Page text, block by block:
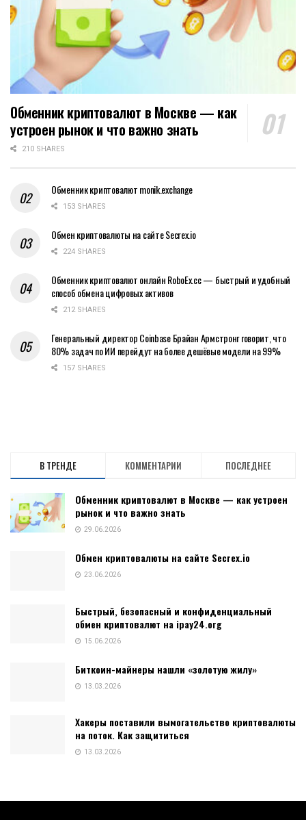
Обменник криптовалют в Москве — как
устроен рынок и что важно знать
210 SHARES
Обменник криптовалют monik.exchange
153 SHARES
Обмен криптовалюты на сайте Secrex.io
224 SHARES
Обменник криптовалют онлайн RoboEx.cc — быстрый и удобный
способ обмена цифровых активов
212 SHARES
Генеральный директор Coinbase Брайан Армстронг говорит, что
80% задач по ИИ перейдут на более дешёвые модели на 99%
157 SHARES
В ТРЕНДЕ КОММЕНТАРИИ ПОСЛЕДНЕЕ
Обменник криптовалют в Москве — как устроен
рынок и что важно знать
29.06.2026
Обмен криптовалюты на сайте Secrex.io
23.06.2026
Быстрый, безопасный и конфиденциальный
обмен криптовалют на ipay24.org
15.06.2026
Биткоин-майнеры нашли «золотую жилу»
13.03.2026
Хакеры поставили вымогательство криптовалюты
на поток. Как защититься
13.03.2026